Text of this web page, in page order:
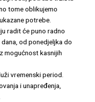
tome oblikujemo
potrebe.
radit će puno radno
od ponedjeljka do
mogućnost kasnijih
vremenski period.
i unapređenja,